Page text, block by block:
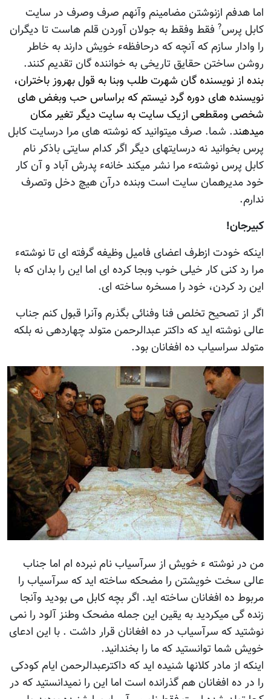
اما هدفم ازنوشتن مضامینم وآنهم صرف وصرف در سایت
کابل پرس? فقط وفقط به جولان آوردن قلم هاست تا دیگران
را وادار سازم که آنچه که درحافظهء خویش دارند به خاطر
روشن ساختن حقایق تاریخی به خواننده گان تقدیم کنند.
بنده از نویسنده گان شهرت طلب وبنا به قول بهروز باختران،
نویسنده های دوره گرد نیستم که براساس حب وبغض های
شخصی ومقطعی ازیک سایت به سایت دیگر تغیر مکان
میدهند. شما. صرف میتوانید که نوشته های مرا درسایت کابل
پرس بخوانید نه درسایتهای دیگر اگر کدام سایتی باذکر نام
کابل پرس نوشتهء مرا نشر میکند خانهء پدرش آباد و آن کار
خود مدیرهمان سایت است وبنده درآن هیچ دخل وتصرف
ندارم.
کبیرجان!
اینکه خودت ازطرف اعضای فامیل وظیفه گرفته ای تا نوشتهء
مرا رد کنی کار خیلی خوب وبجا کرده ای اما این را بدان که با
این رد کردن، خود را مسخره ساخته ای.
اگر از تصحیح تخلص فنا وفنائی بگذرم وآنرا قبول کنم جناب
عالی نوشته اید که داکتر عبدالرحمن متولد چهاردهی نه بلکه
متولد سراسیاب ده افغانان بود.
من در نوشته ء خویش از سرآسیاب نام نبرده ام اما جناب
عالی سخت خویشتن را مضحکه ساخته اید که سرآسیاب را
مربوط ده افغانان ساخته اید. اگر بچه کابل می بودید وآنجا
زنده گی میکردید به یقین این جمله مضحک وطنز آلود را نمی
نوشتید که سرآسیاب در ده افغانان قرار داشت . با این ادعای
خویش شما توانستید که ما را بخندانید.
اینکه از مادر کلانها شنیده اید که داکترعبدالرحمن ایام کودکی
را در ده افغانان هم گذرانده است اما این را نمیدانستید که در